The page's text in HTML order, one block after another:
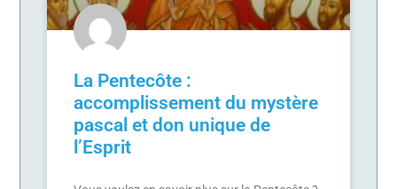
La Pentecôte :
accomplissement du mystère
pascal et don unique de
l’Esprit